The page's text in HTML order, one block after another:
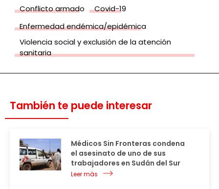
Conflicto armado
Covid-19
Enfermedad endémica/epidémica
Violencia social y exclusión de la atención
sanitaria
También te puede interesar
Médicos Sin Fronteras condena
el asesinato de uno de sus
trabajadores en Sudán del Sur
Leer más